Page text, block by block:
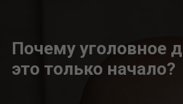
Почему уголовное
это только начало?